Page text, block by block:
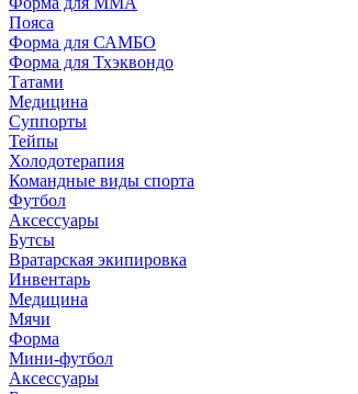
Пояса
Форма для САМБО
Форма для Тхэквондо
Татами
Медицина
Суппорты
Тейпы
Холодотерапия
Командные виды спорта
Футбол
Аксессуары
Бутсы
Вратарская экипировка
Инвентарь
Медицина
Мячи
Форма
Мини-футбол
Аксессуары